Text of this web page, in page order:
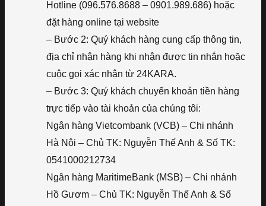
Hotline (096.576.8688 – 0901.989.686) hoặc
đặt hàng online tại website
– Bước 2: Quý khách hàng cung cấp thông tin,
địa chỉ nhận hàng khi nhận được tin nhắn hoặc
cuộc gọi xác nhận từ 24KARA.
– Bước 3: Quý khách chuyển khoản tiền hàng
trực tiếp vào tài khoản của chúng tôi:
Ngân hàng Vietcombank (VCB) – Chi nhánh
Hà Nội – Chủ TK: Nguyễn Thế Anh & Số TK:
0541000212734
Ngân hàng MaritimeBank (MSB) – Chi nhánh
Hồ Gươm – Chủ TK: Nguyễn Thế Anh & Số